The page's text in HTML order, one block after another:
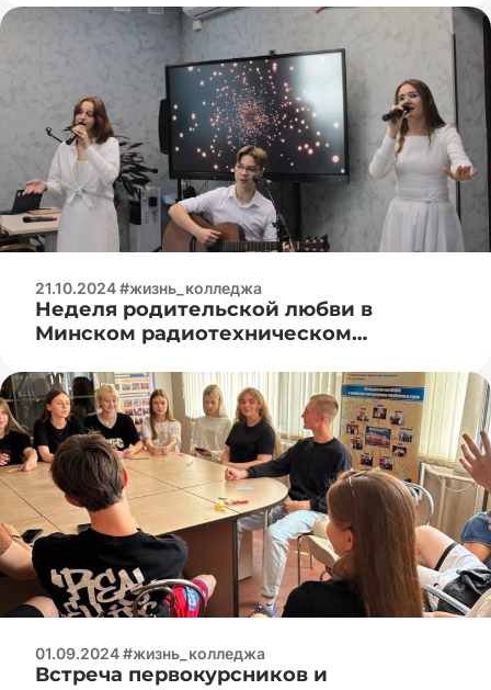
21.10.2024 #жизнь_колледжа
Неделя родительской любви в
Минском радиотехническом
01.09.2024 #жизнь_колледжа
Встреча первокурсников и